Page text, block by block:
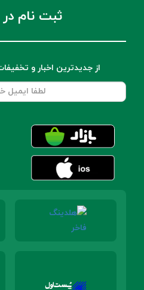
ثبت نام در
از جدیدترین اخبار و